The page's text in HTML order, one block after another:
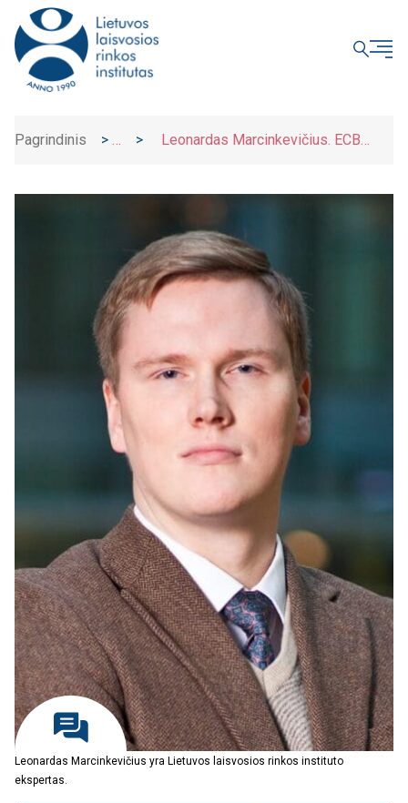
Pagrindinis
>
>
Leonardas Marcinkevičius. ECB
griežtinimas
Leonardas Marcinkevičius yra Lietuvos laisvosios rinkos instituto
ekspertas.
UŽDARYTI